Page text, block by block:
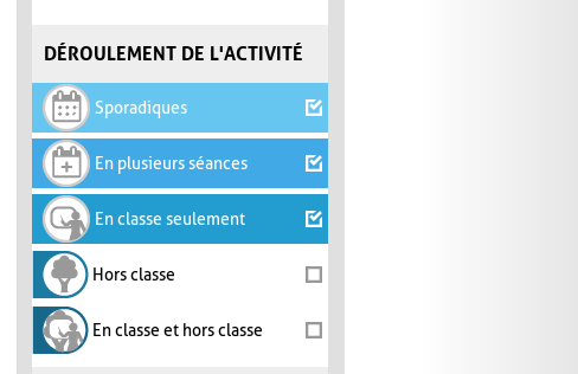
DÉROULEMENT DE L'ACTIVITÉ
Sporadiques
En plusieurs séances
En classe seulement
Hors classe
En classe et hors classe